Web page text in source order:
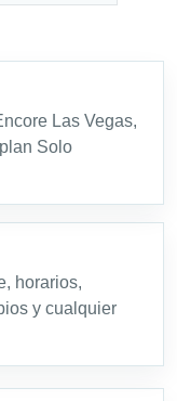
Las Vegas,
Solo
horarios,
y cualquier